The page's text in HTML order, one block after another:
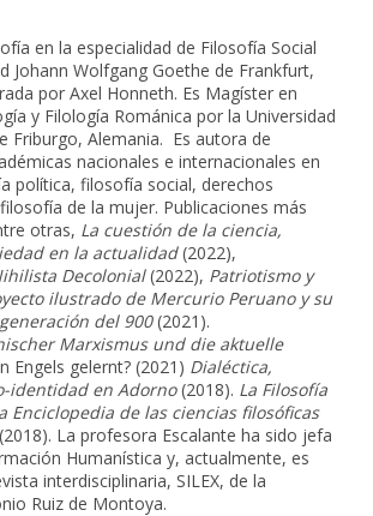
en la especialidad de Filosofía Social
Johann Wolfgang Goethe de Frankfurt,
por Axel Honneth. Es Magíster en
y Filología Románica por la Universidad
Friburgo, Alemania. Es autora de
nacionales e internacionales en
política, filosofía social, derechos
de la mujer. Publicaciones más
otras, La cuestión de la ciencia,
en la actualidad(2022),
Decolonial(2022), Patriotismo y
ilustrado de Mercurio Peruano y su
del 900(2021).
Marxismus und die aktuelle
Engels gelernt? (2021) Dialéctica,
identidad en Adorno(2018). La Filosofía
Enciclopedia de las ciencias filosóficas
La profesora Escalante ha sido jefa
Humanística y, actualmente, es
interdisciplinaria, SILEX, de la
Ruiz de Montoya.